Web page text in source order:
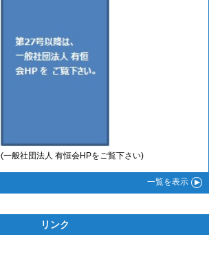
一般社団法人 有恒会HPをご覧下さい)
一覧を表示
リンク